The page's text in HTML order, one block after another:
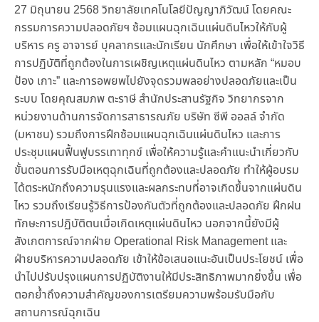
27 มิถุนายน 2568 วิทยาลัยเทคโนโลยีปัญญาภิวัฒน์ โดยคณะ
กรรมการความปลอดภัยฯ ซ้อมแผนฉุกเฉินแผ่นดินไหวให้กับผู้
บริหาร ครู อาจารย์ บุคลากรและนักเรียน นักศึกษา เพื่อให้เข้าใจวิธี
การปฏิบัติที่ถูกต้องในการเผชิญเหตุแผ่นดินไหว ตามหลัก “หมอบ
ป้อง เกาะ” และการอพยพไปยังจุดรวมพลอย่างปลอดภัยและเป็น
ระบบ โดยคุณสมภพ ตะราษี สำนักประสานรัฐกิจ วิทยากรจาก
หน่วยงานด้านการจัดการสาธารณภัย บริษัท ซีพี ออลล์ จำกัด
(มหาชน) รวมถึงการฝึกซ้อมแผนฉุกเฉินแผ่นดินไหว และการ
ประชุมแผนฟื้นฟูบรรเทาทุกข์ เพื่อให้ความรู้และคำแนะนำเกี่ยวกับ
ขั้นตอนการรับมือเหตุฉุกเฉินที่ถูกต้องและปลอดภัย ทำให้ผู้อบรม
ได้ตระหนักถึงความรุนแรงและผลกระทบที่อาจเกิดขึ้นจากแผ่นดิน
ไหว รวมถึงเรียนรู้วิธีการป้องกันตัวที่ถูกต้องและปลอดภัย ฝึกฝน
ทักษะการปฏิบัติตนเมื่อเกิดเหตุแผ่นดินไหว นอกจากนี้ยังมีผู้
สังเกตการณ์จากฝ่าย Operational Risk Management และ
ฝ่ายบริหารความปลอดภัย เข้าให้ข้อเสนอแนะอันเป็นประโยชน์ เพื่อ
นำไปปรับปรุงแผนการปฏิบัติงานให้มีประสิทธิภาพมากยิ่งขึ้น เพื่อ
ตอกย้ำถึงความสำคัญของการเตรียมความพร้อมรับมือกับ
สถานการณ์ฉุกเฉิน